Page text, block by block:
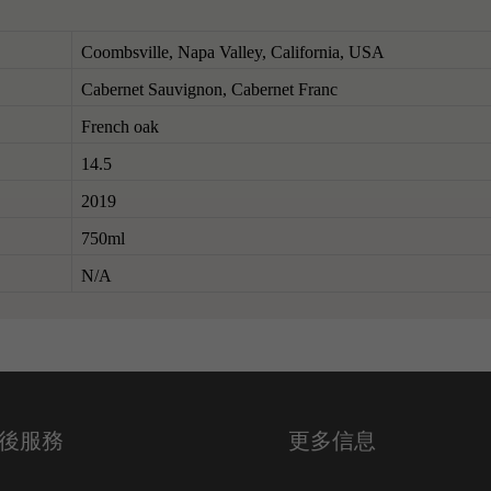
Coombsville, Napa Valley, California, USA
Cabernet Sauvignon, Cabernet Franc
French oak
14.5
2019
750ml
N/A
服務 更多信息